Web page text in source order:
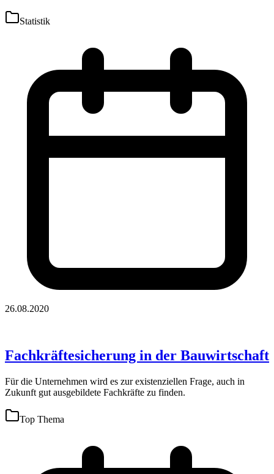
Statistik
26.08.2020
Fachkräftesicherung in der Bauwirtschaft
Für die Unternehmen wird es zur existenziellen Frage, auch in
Zukunft gut ausgebildete Fachkräfte zu finden.
Top Thema